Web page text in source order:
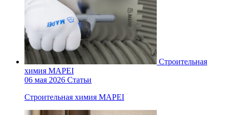
Строительная
химия MAPEI
06 мая 2026 Статьи
Строительная химия MAPEI